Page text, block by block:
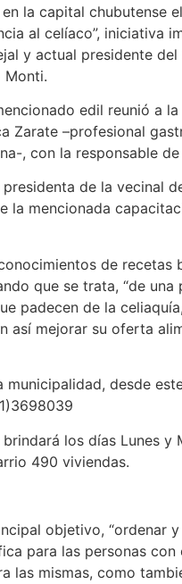
la capital chubutense
al celíaco”, iniciativa
y actual presidente del
Monti.
edil reunió a la
Zarate –profesional
-, con la responsable de
de la vecinal
la mencionada
de recetas
que se trata, “de una
padecen de la
así mejorar su oferta
municipalidad, desde
brindará los días Lunes y
490 viviendas.
objetivo, “ordenar
para las personas con
las mismas, como